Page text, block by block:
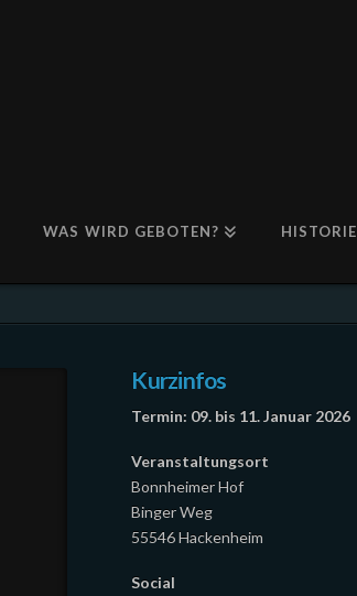
WAS WIRD GEBOTEN? HISTORIE
Kurzinfos
Termin: 09. bis 11. Januar 2026
Veranstaltungsort
Bonnheimer Hof
Binger Weg
55546 Hackenheim
Social